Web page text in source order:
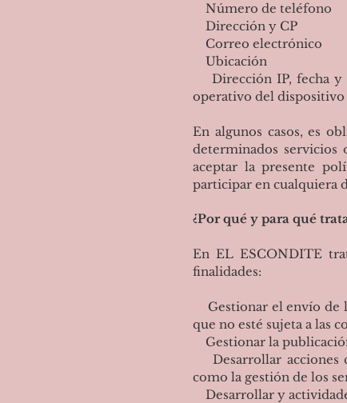
Número de teléfono
Dirección y CP
Correo electrónico
Ubicación
Dirección IP, fecha y
operativo del dispositivo
En algunos casos, es
determinados servicios
aceptar la presente
participar en cualquiera
¿Por qué y para qué
En EL ESCONDITE
finalidades:
Gestionar el envío de
que no esté sujeta a las
Gestionar la
Desarrollar acciones
como la gestión de los
Desarrollar y